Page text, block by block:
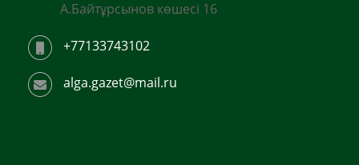
А.Байтұрсынов көшесі 16
+77133743102
alga.gazet@mail.ru